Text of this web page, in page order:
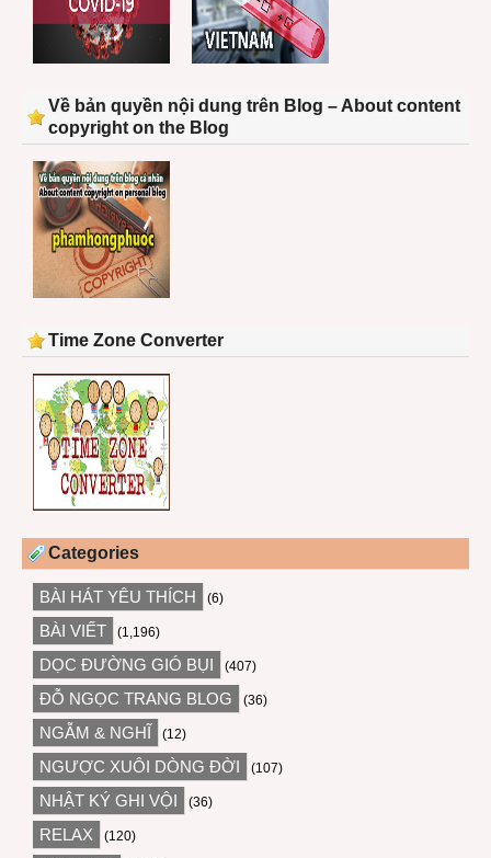
Về bản quyền nội dung trên Blog – About content
copyright on the Blog
Time Zone Converter
Categories
BÀI HÁT YÊU THÍCH (6)
BÀI VIẾT (1,196)
DỌC ĐƯỜNG GIÓ BỤI (407)
ĐỖ NGỌC TRANG BLOG (36)
NGẪM & NGHĨ (12)
NGƯỢC XUÔI DÒNG ĐỜI (107)
NHẬT KÝ GHI VỘI (36)
RELAX (120)